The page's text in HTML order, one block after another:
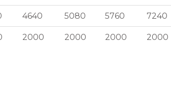
4640 5080 5760 7240
2000 2000 2000 2000